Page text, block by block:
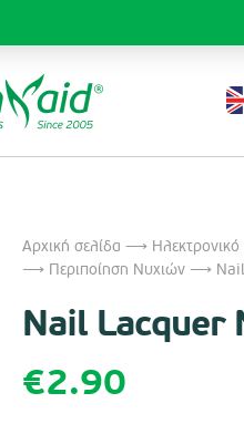
Αρχική σελίδα ⟶
⟶ Περιποίηση Νυχιών ⟶ Nail
Nail
€2.90